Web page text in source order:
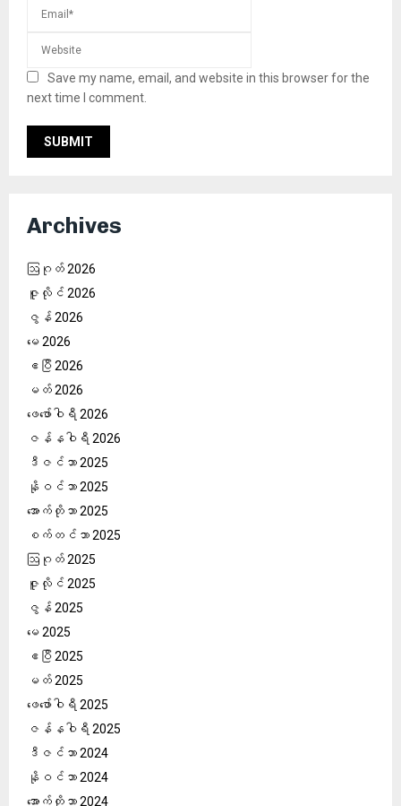
Save my name, email, and website in this browser for the
next time I comment.
Archives
ဩဂုတ် 2026
ဇူလိုင် 2026
ဇွန် 2026
မေ 2026
ဧပြီ 2026
မတ် 2026
ဖေ‌ဖော်ဝါရီ 2026
ဇန်နဝါရီ 2026
ဒီဇင်ဘာ 2025
နိုဝင်ဘာ 2025
အောက်တိုဘာ 2025
စက်တင်ဘာ 2025
ဩဂုတ် 2025
ဇူလိုင် 2025
ဇွန် 2025
မေ 2025
ဧပြီ 2025
မတ် 2025
ဖေ‌ဖော်ဝါရီ 2025
ဇန်နဝါရီ 2025
ဒီဇင်ဘာ 2024
နိုဝင်ဘာ 2024
အောက်တိုဘာ 2024